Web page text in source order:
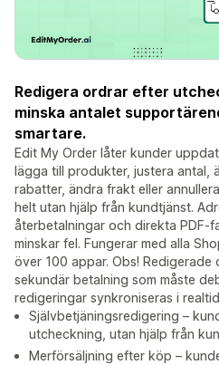
Redigera ordrar efter
minska antalet
smartare.
Edit My Order låter kunder
lägga till produkter, justera antal,
rabatter, ändra frakt eller
helt utan hjälp från kundtjänst.
återbetalningar och direkta PDF-
minskar fel. Fungerar med alla
över 100 appar. Obs! Redigerade
sekundär betalning som måste
redigeringar synkroniseras i
Självbetjäningsredigering –
utcheckning, utan hjälp från
Merförsäljning efter köp –